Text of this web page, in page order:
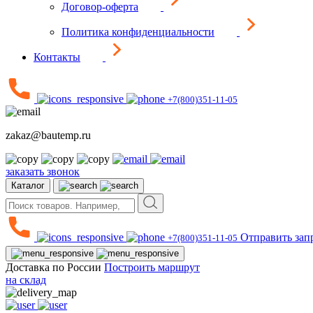
Договор-оферта
Политика конфиденциальности
Контакты
+7(800)351-11-05
zakaz@bautemp.ru
заказать звонок
Каталог
+7(800)351-11-05 Отправить
Доставка по России Построить маршрут
на склад